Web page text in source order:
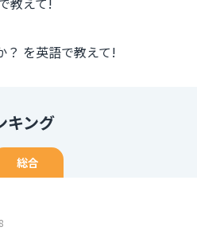
？ を英語で教えて!
キング
総合